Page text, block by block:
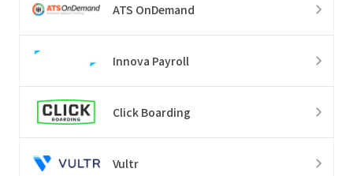
ATS OnDemand
Innova Payroll
Click Boarding
Vultr